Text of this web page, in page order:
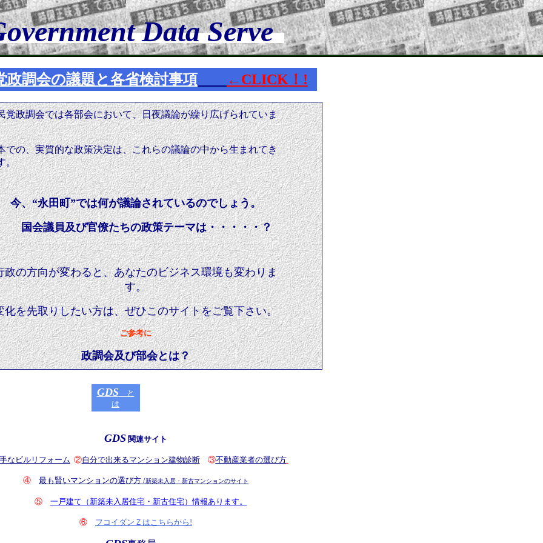
Data Serve
政調会の議題と各省検討事項 ←CLICK！!
党政調会では各部会において、日夜議論が繰り広げられていま
での、実質的な政策決定は、これらの議論の中から生まれてき
。
今、“永田町”では何が議論されているのでしょう。
国会議員及び官僚たちの政策テーマは・・・・・？
政の方向が変わると、あなたのビジネス環境も変わりま
す。
化を先取りしたい方は、ぜひこのサイトをご覧下さい。
ご参考に
政調会及び部会とは？
GDS と
は
GDS 関連サイト
なビルリフォーム ②自分で出来るマンション建物診断 ③不動産業者の選び方
④ 最も賢いマンションの選び方 /新築未入居・新古マンションのサイト
⑤ 一戸建て（新築未入居住宅・新古住宅）情報あります。
⑥ フコイダンＺはこちらから!